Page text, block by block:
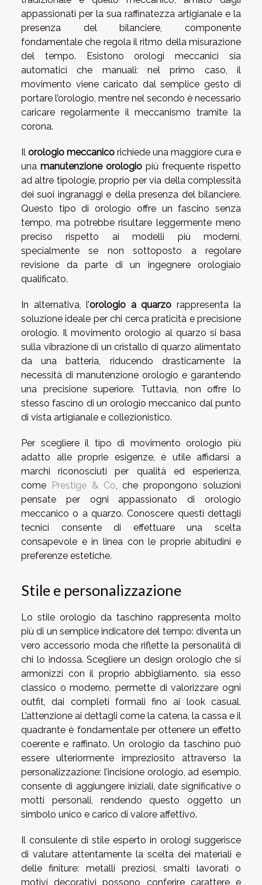
appassionati per la sua raffinatezza artigianale e la
presenza del bilanciere, componente
fondamentale che regola il ritmo della misurazione
del tempo. Esistono orologi meccanici sia
automatici che manuali: nel primo caso, il
movimento viene caricato dal semplice gesto di
portare l’orologio, mentre nel secondo è necessario
caricare regolarmente il meccanismo tramite la
corona.
Il orologio meccanico richiede una maggiore cura e
una manutenzione orologio più frequente rispetto
ad altre tipologie, proprio per via della complessità
dei suoi ingranaggi e della presenza del bilanciere.
Questo tipo di orologio offre un fascino senza
tempo, ma potrebbe risultare leggermente meno
preciso rispetto ai modelli più moderni,
specialmente se non sottoposto a regolare
revisione da parte di un ingegnere orologiaio
qualificato.
In alternativa, l’orologio a quarzo rappresenta la
soluzione ideale per chi cerca praticità e precisione
orologio. Il movimento orologio al quarzo si basa
sulla vibrazione di un cristallo di quarzo alimentato
da una batteria, riducendo drasticamente la
necessità di manutenzione orologio e garantendo
una precisione superiore. Tuttavia, non offre lo
stesso fascino di un orologio meccanico dal punto
di vista artigianale e collezionistico.
Per scegliere il tipo di movimento orologio più
adatto alle proprie esigenze, è utile affidarsi a
marchi riconosciuti per qualità ed esperienza,
come Prestige & Co , che propongono soluzioni
pensate per ogni appassionato di orologio
meccanico o a quarzo. Conoscere questi dettagli
tecnici consente di effettuare una scelta
consapevole e in linea con le proprie abitudini e
preferenze estetiche.
Stile e personalizzazione
Lo stile orologio da taschino rappresenta molto
più di un semplice indicatore del tempo: diventa un
vero accessorio moda che riflette la personalità di
chi lo indossa. Scegliere un design orologio che si
armonizzi con il proprio abbigliamento, sia esso
classico o moderno, permette di valorizzare ogni
outfit, dai completi formali fino ai look casual.
L’attenzione ai dettagli come la catena, la cassa e il
quadrante è fondamentale per ottenere un effetto
coerente e raffinato. Un orologio da taschino può
essere ulteriormente impreziosito attraverso la
personalizzazione: l’incisione orologio, ad esempio,
consente di aggiungere iniziali, date significative o
motti personali, rendendo questo oggetto un
simbolo unico e carico di valore affettivo.
Il consulente di stile esperto in orologi suggerisce
di valutare attentamente la scelta dei materiali e
delle finiture: metalli preziosi, smalti lavorati o
motivi decorativi possono conferire carattere e